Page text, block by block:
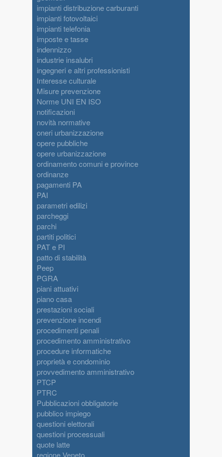
impianti distribuzione carburanti
impianti fotovoltaici
impianti telefonia
imposte e tasse
indennizzo
industrie insalubri
ingegneri e altri professionisti
Interesse culturale
Misure prevenzione
Norme UNI EN ISO
notificazioni
novità normative
oneri urbanizzazione
opere pubbliche
opere urbanizzazione
ordinamento comuni e province
ordinanze
pagamenti PA
PAI
parametri edilizi
parcheggi
parchi
partiti politici
PAT e PI
patto di stabilità
Peep
PGRA
piani attuativi
piano casa
prestazioni sociali
prevenzione incendi
procedimenti penali
procedimento amministrativo
procedure informatiche
proprietà e condominio
provvedimento amministrativo
PTCP
PTRC
Pubblicazioni obbligatorie
pubblico impiego
questioni elettorali
questioni processuali
quote latte
regione Veneto